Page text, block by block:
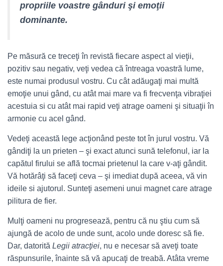
propriile voastre gânduri şi emoţii
dominante.
Pe măsură ce treceţi în revistă fiecare aspect al vieţii,
pozitiv sau negativ, veţi vedea că întreaga voastră lume,
este numai produsul vostru. Cu cât adăugaţi mai multă
emoţie unui gând, cu atât mai mare va fi frecvenţa vibraţiei
acestuia si cu atât mai rapid veţi atrage oameni şi situaţii în
armonie cu acel gând.
Vedeţi această lege acţionând peste tot în jurul vostru. Vă
gândiţi la un prieten – şi exact atunci sună telefonul, iar la
capătul firului se află tocmai prietenul la care v-aţi gândit.
Vă hotărâţi să faceţi ceva – şi imediat după aceea, vă vin
ideile si ajutorul. Sunteţi asemeni unui magnet care atrage
pilitura de fier.
Mulţi oameni nu progresează, pentru că nu ştiu cum să
ajungă de acolo de unde sunt, acolo unde doresc să fie.
Dar, datorită Legii atracţiei, nu e necesar să aveţi toate
răspunsurile, înainte să vă apucaţi de treabă. Atâta vreme